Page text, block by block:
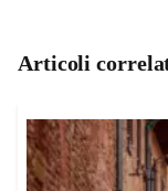
Articoli